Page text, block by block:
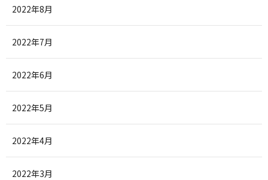
2022年8月
2022年7月
2022年6月
2022年5月
2022年4月
2022年3月